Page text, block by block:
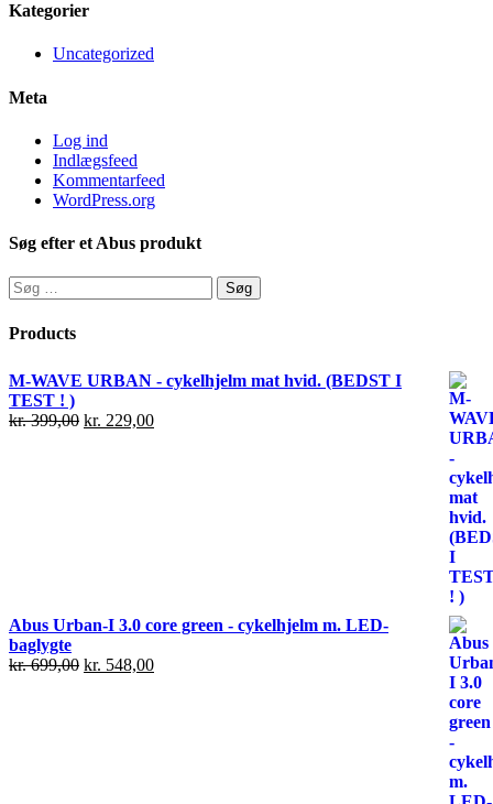
Kategorier
Uncategorized
Meta
Log ind
Indlægsfeed
Kommentarfeed
WordPress.org
Søg efter et Abus produkt
Søg
efter:
Products
M-WAVE URBAN - cykelhjelm mat hvid. (BEDST I
TEST ! )
kr.399,00 kr. 229,00
Abus Urban-I 3.0 core green - cykelhjelm m. LED-
baglygte
kr.699,00 kr. 548,00